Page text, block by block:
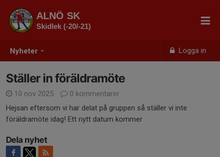
Nyheter Logga in
ALNÖ SK
Skidlek (-20/-21)
Ställer in föräldramöte
10 nov 2025
0 kommentarer
Hejsan eftersom vi har delat på gruppen så ställer vi inte
föräldramöte idag! Ett nytt datum kommer
Dela nyhet